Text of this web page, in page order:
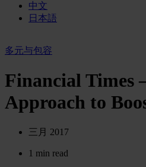
中文
日本語
多元与包容
Financial Times
Approach to
三月 2017
1 min read